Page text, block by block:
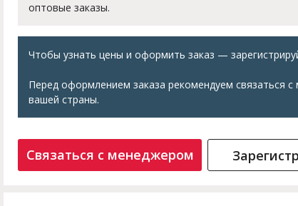
оптовые заказы.
Чтобы узнать цены и оформить заказ —
Перед оформлением заказа рекомендуем связаться
вашей страны.
Связаться с менеджером